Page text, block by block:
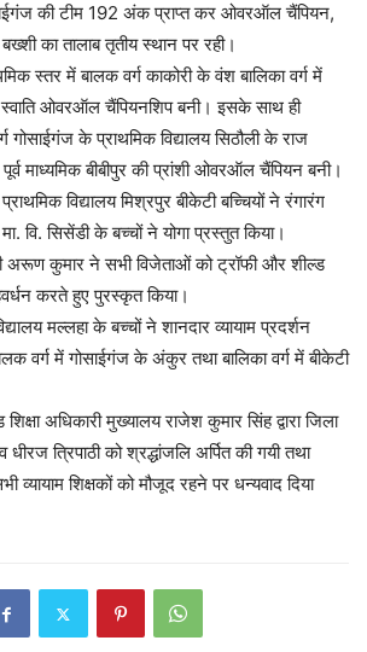
की टीम 192 अंक प्राप्त कर ओवरऑल चैंपियन,
का तालाब तृतीय स्थान पर रही।
स्तर में बालक वर्ग काकोरी के वंश बालिका वर्ग में
ओवरऑल चैंपियनशिप बनी। इसके साथ ही
गोसाईगंज के प्राथमिक विद्यालय सिठौली के राज
माध्यमिक बीबीपुर की प्रांशी ओवरऑल चैंपियन बनी।
विद्यालय मिश्रपुर बीकेटी बच्चियों ने रंगारंग
वि. सिसेंडी के बच्चों ने योगा प्रस्तुत किया।
अरूण कुमार ने सभी विजेताओं को ट्रॉफी और शील्ड
करते हुए पुरस्कृत किया।
मल्लहा के बच्चों ने शानदार व्यायाम प्रदर्शन
वर्ग में गोसाईगंज के अंकुर तथा बालिका वर्ग में बीकेटी
अधिकारी मुख्यालय राजेश कुमार सिंह द्वारा जिला
व धीरज त्रिपाठी को श्रद्धांजलि अर्पित की गयी तथा
शिक्षकों को मौजूद रहने पर धन्यवाद दिया